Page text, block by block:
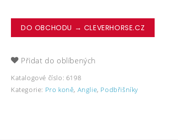
DO OBCHODU → CLEVERHORSE.CZ
Přidat do oblíbených
Katalogové číslo: 6198
Kategorie: Pro koně, Anglie, Podbřišníky